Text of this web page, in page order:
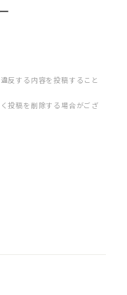
反する内容を投稿すること
投稿を削除する場合がござ